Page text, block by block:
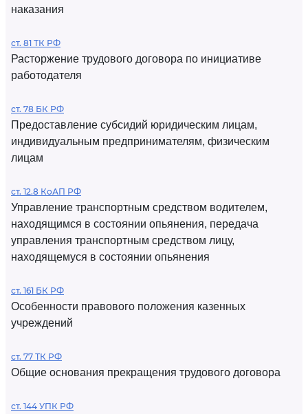
наказания
ст. 81 ТК РФ
Расторжение трудового договора по инициативе
работодателя
ст. 78 БК РФ
Предоставление субсидий юридическим лицам,
индивидуальным предпринимателям, физическим
лицам
ст. 12.8 КоАП РФ
Управление транспортным средством водителем,
находящимся в состоянии опьянения, передача
управления транспортным средством лицу,
находящемуся в состоянии опьянения
ст. 161 БК РФ
Особенности правового положения казенных
учреждений
ст. 77 ТК РФ
Общие основания прекращения трудового договора
ст. 144 УПК РФ